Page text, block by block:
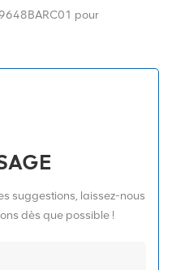
pour
suggestions, laissez-nous
dès que possible !